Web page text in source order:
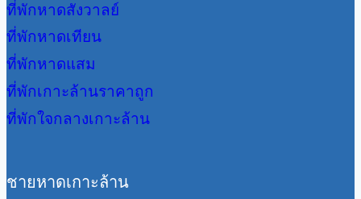
ที่พักหาดสังวาลย์
ที่พักหาดเทียน
ที่พักหาดแสม
ที่พักเกาะล้านราคาถูก
ที่พักใจกลางเกาะล้าน
ชายหาดเกาะล้าน